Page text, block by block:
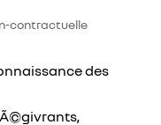
contractuelle
des